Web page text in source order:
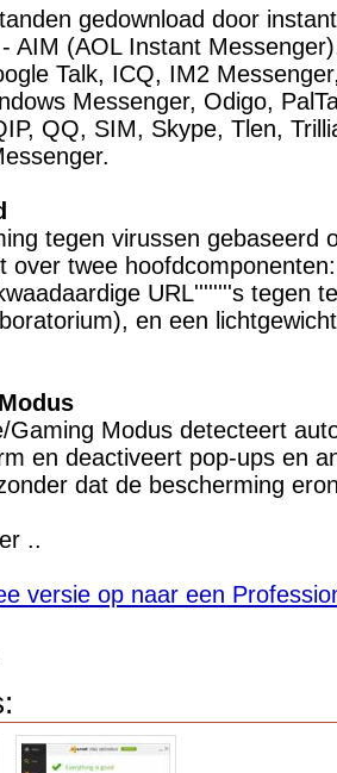
gedownload door
AIM (AOL Instant
Talk, ICQ, IM2
Messenger, Odigo,
QQ, SIM, Skype, Tlen,
tegen virussen gebaseerd
over twee
URL''''''''s tegen
en een
Gaming Modus detecteert
en deactiveert pop-ups en
dat de bescherming
..
versie op naar een